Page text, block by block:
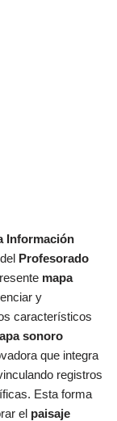
Información
Profesorado
mapa
y
característicos
sonoro
que integra
registros
Esta forma
el paisaje